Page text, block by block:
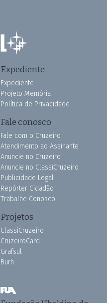
Expediente
Expediente
Projeto Memória
Política de Privacidade
Fale conosco
Fale com o Cruzeiro
Atendimento ao Assinante
Anuncie no Cruzeiro
Anuncie no ClassiCruzeiro
Publicidade Legal
Repórter Cidadão
Trabalhe Conosco
Projetos
ClassiCruzeiro
CruzeiroCard
Grafsul
Burh